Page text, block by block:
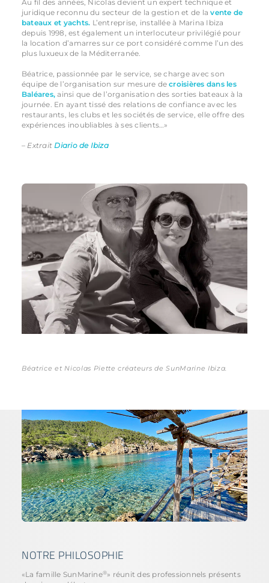
Au fil des années, Nicolas devient un expert technique et
juridique reconnu du secteur de la gestion et de lavente de
bateaux et yachts. L’entreprise, installée à Marina Ibiza
depuis 1998, est également un interlocuteur privilégié pour
la location d’amarres sur ce port considéré comme l’un des
plus luxueux de la Méditerranée.
Béatrice, passionnée par le service, se charge avec son
équipe de l’organisation sur mesure decroisières dans les
Baléares, ainsi que de l’organisation des sorties bateaux à la
journée. En ayant tissé des relations de confiance avec les
restaurants, les clubs et les sociétés de service, elle offre des
expériences inoubliables à ses clients…»
– ExtraitDiario de Ibiza
Béatrice et Nicolas Piette créateurs de SunMarine Ibiza.
NOTRE PHILOSOPHIE
«La famille SunMarine®» réunit des professionnels présents